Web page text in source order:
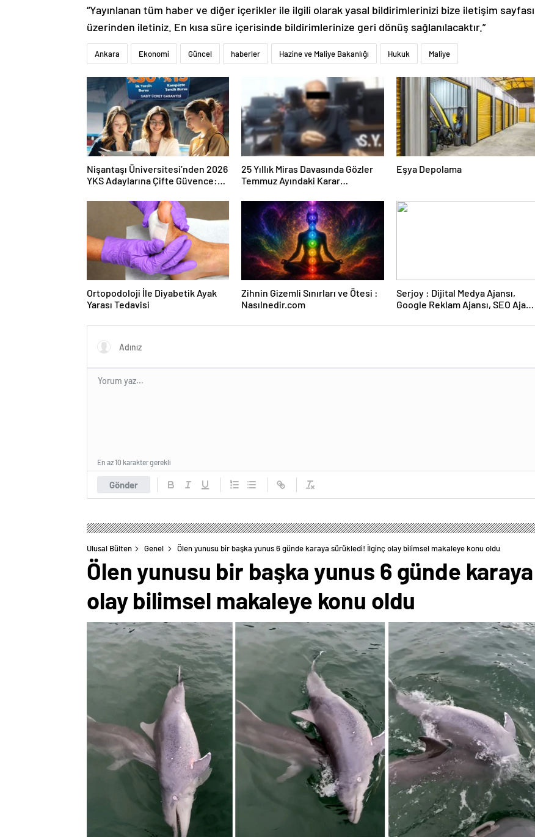
“Yayınlanan tüm haber ve diğer içerikler ile ilgili olarak yasal bildirimlerinizi bize iletişim sayfası
üzerinden iletiniz. En kısa süre içerisinde bildirimlerinize geri dönüş sağlanılacaktır.”
Ankara Ekonomi Güncel haberler Hazine ve Maliye Bakanlığı Hukuk Maliye
Nişantaşı Üniversitesi’nden 2026
YKS Adaylarına Çifte Güvence:
25 Yıllık Miras Davasında Gözler
Temmuz Ayındaki Karar
Eşya Depolama
Ortopodoloji İle Diyabetik Ayak
Yarası Tedavisi
Zihnin Gizemli Sınırları ve Ötesi :
Nasılnedir.com
Serjoy : Dijital Medya Ajansı,
Google Reklam Ajansı, SEO Ajansı
Gönder
En az 10 karakter gerekli
Ulusal Bülten Genel Ölen yunusu bir başka yunus 6 günde karaya sürükledi! İlginç olay bilimsel makaleye konu oldu
Ölen yunusu bir başka yunus 6 günde
olay bilimsel makaleye konu oldu